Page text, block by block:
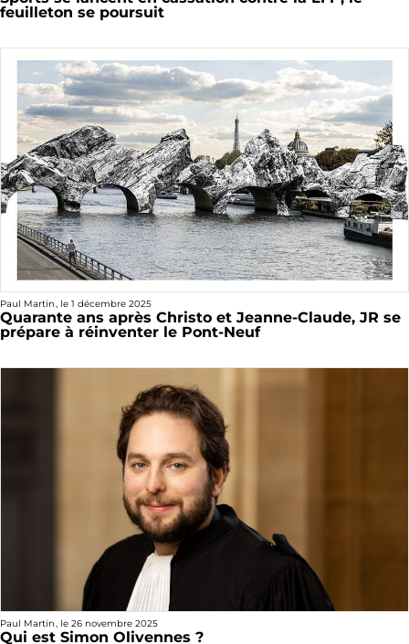
feuilleton se poursuit
Paul Martin, le 1 décembre 2025
Quarante ans après Christo et Jeanne-Claude, JR se
prépare à réinventer le Pont-Neuf
Paul Martin, le 26 novembre 2025
Qui est Simon Olivennes ?